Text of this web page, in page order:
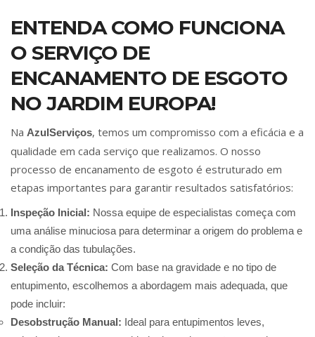
ENTENDA COMO FUNCIONA
O SERVIÇO DE
ENCANAMENTO DE ESGOTO
NO JARDIM EUROPA!
Na AzulServiços, temos um compromisso com a eficácia e a
qualidade em cada serviço que realizamos. O nosso
processo de encanamento de esgoto é estruturado em
etapas importantes para garantir resultados satisfatórios:
Inspeção Inicial: Nossa equipe de especialistas começa com
uma análise minuciosa para determinar a origem do problema e
a condição das tubulações.
Seleção da Técnica: Com base na gravidade e no tipo de
entupimento, escolhemos a abordagem mais adequada, que
pode incluir:
Desobstrução Manual: Ideal para entupimentos leves,